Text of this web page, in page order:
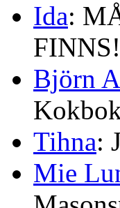
Ida:
Björn
Tihna:
Mie